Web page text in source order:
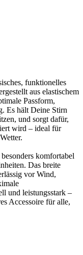
funktionelles
aus elastischem
Passform,
Es hält Deine Stirn
und sorgt dafür,
wird – ideal für
komfortabel
Das breite
vor Wind,
und leistungsstark –
Accessoire für alle,